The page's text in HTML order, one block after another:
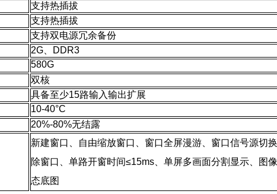
支持热插拔
支持热插拔
支持双电源冗余备份
2G、DDR3
580G
双核
具备至少15路输入输出扩展
10-40°C
20%-80%无结露
新建窗口、自由缩放窗口、窗口全屏漫游、窗口信号源切
除窗口、单路开窗时间≤15ms、单屏多画面分割显示、图
态底图